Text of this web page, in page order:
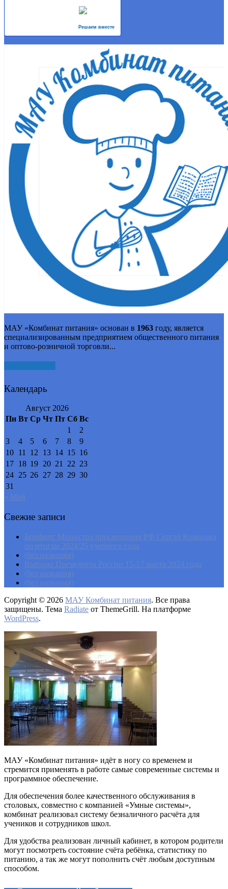
Решаем вместе
МАУ «Комбинат питания» основан в 1963 году, является
специализированным предприятием общественного питания
и оптово-розничной торговли...
Календарь
Август 2026
Пн Вт Ср Чт Пт Сб Вс
1
2
3
4 5 6 7 8
9
10 11 12 13 14 15 16
17 18 19 20 21 22 23
24 25 26 27 28 29 30
31
« Май
Свежие записи
Брифинг Министра просвещения РФ Сергея Кравцова
по итогам 2024/25 учебного года
(без названия)
Выборы Президента России 15-17 марта 2024 года
(без названия)
(без названия)
Copyright © 2026 МАУ Комбинат питания. Все права
защищены. Тема Radiate от ThemeGrill. На платформе
WordPress.
МАУ «Комбинат питания» идёт в ногу со временем и
стремится применять в работе самые современные системы и
программное обеспечение.
Для обеспечения более качественного обслуживания в
столовых, совместно с компанией «Умные системы»,
комбинат реализовал систему безналичного расчёта для
учеников и сотрудников школ.
Для удобства реализован личный кабинет, в котором родители
могут посмотреть состояние счёта ребёнка, статистику по
питанию, а так же могут пополнить счёт любым доступным
способом.